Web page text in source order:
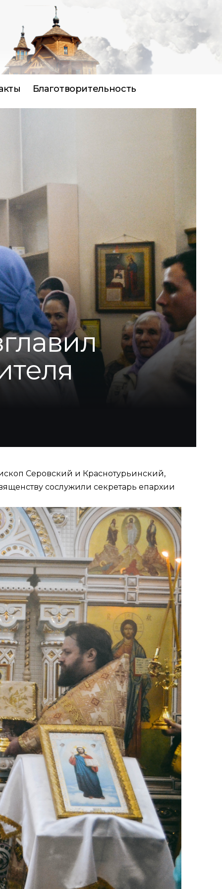
Благотворительность
Серовский и Краснотурьинский,
сослужили секретарь епархии